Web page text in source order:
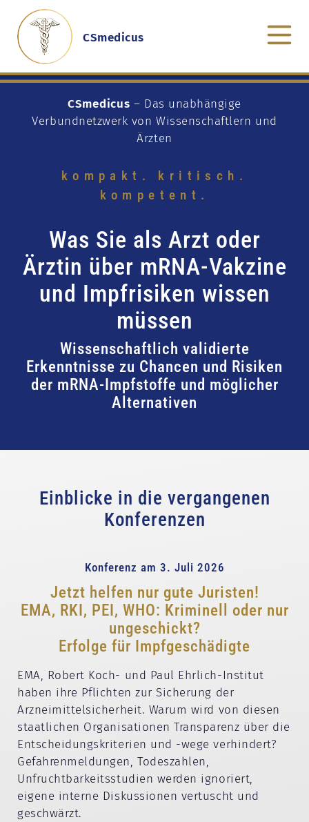
CSmedicus
CSmedicus – Das unabhängige
Verbundnetzwerk von Wissenschaftlern und
Ärzten
kompakt. kritisch.
kompetent.
Was Sie als Arzt oder
Ärztin über mRNA-Vakzine
und Impfrisiken wissen
müssen
Wissenschaftlich validierte
Erkenntnisse zu Chancen und Risiken
der mRNA-Impfstoffe und möglicher
Alternativen
Einblicke in die vergangenen
Konferenzen
Konferenz am 3. Juli 2026
Jetzt helfen nur gute Juristen!
EMA, RKI, PEI, WHO: Kriminell oder nur
ungeschickt?
Erfolge für Impfgeschädigte
EMA, Robert Koch- und Paul Ehrlich-Institut
haben ihre Pflichten zur Sicherung der
Arzneimittelsicherheit. Warum wird von diesen
staatlichen Organisationen Transparenz über die
Entscheidungskriterien und -wege verhindert?
Gefahrenmeldungen, Todeszahlen,
Unfruchtbarkeitsstudien werden ignoriert,
eigene interne Diskussionen vertuscht und
geschwärzt.